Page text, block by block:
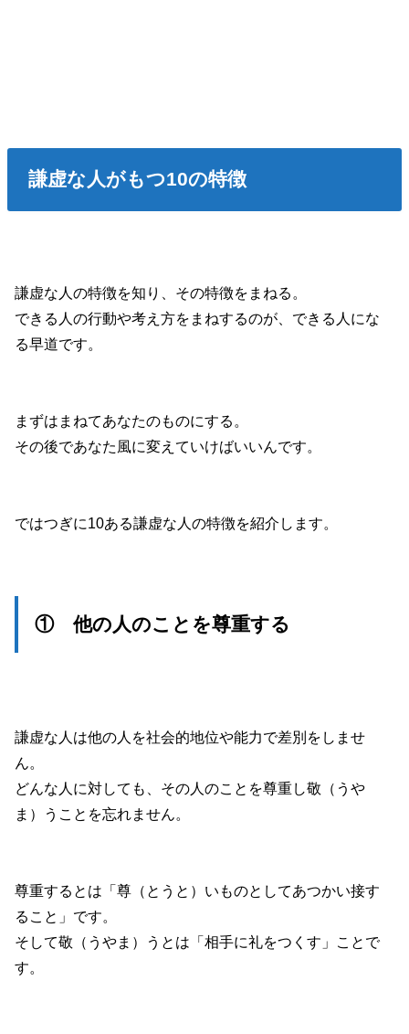
謙虚な人がもつ10の特徴
謙虚な人の特徴を知り、その特徴をまねる。
できる人の行動や考え方をまねするのが、できる人にな
る早道です。
まずはまねてあなたのものにする。
その後であなた風に変えていけばいいんです。
ではつぎに10ある謙虚な人の特徴を紹介します。
① 他の人のことを尊重する
謙虚な人は他の人を社会的地位や能力で差別をしませ
ん。
どんな人に対しても、その人のことを尊重し敬（うや
ま）うことを忘れません。
尊重するとは「尊（とうと）いものとしてあつかい接す
ること」です。
そして敬（うやま）うとは「相手に礼をつくす」ことで
す。